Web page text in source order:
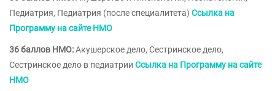
Педиатрия, Педиатрия (после специалитета) Ссылка на
Программу на сайте НМО
36 баллов НМО:Акушерское дело, Сестринское дело,
Сестринское дело в педиатрии Ссылка на Программу на сайте
НМО